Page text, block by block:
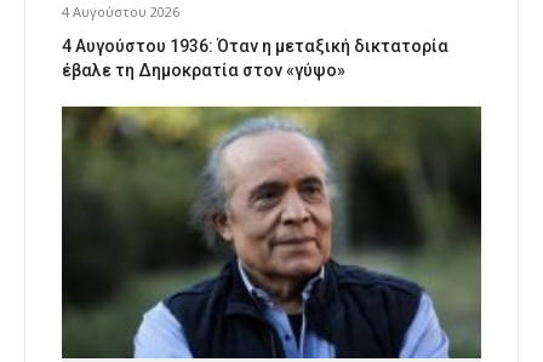
4 Αυγούστου 2026
4 Αυγούστου 1936: Όταν η μεταξική δικτατορία
έβαλε τη Δημοκρατία στον «γύψο»